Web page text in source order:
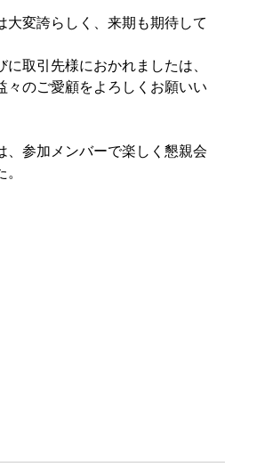
大変誇らしく、来期も期待して
に取引先様におかれましたは、
々のご愛顧をよろしくお願いい
、参加メンバーで楽しく懇親会